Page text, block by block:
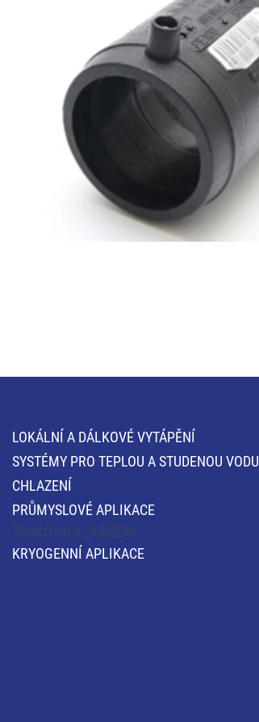
LOKÁLNÍ A DÁLKOVÉ VYTÁPĚNÍ
SYSTÉMY PRO TEPLOU A STUDENOU VODU
CHLAZENÍ
PRŮMYSLOVÉ APLIKACE
TANKOVACÍ ZAŘÍZENÍ
KRYOGENNÍ APLIKACE